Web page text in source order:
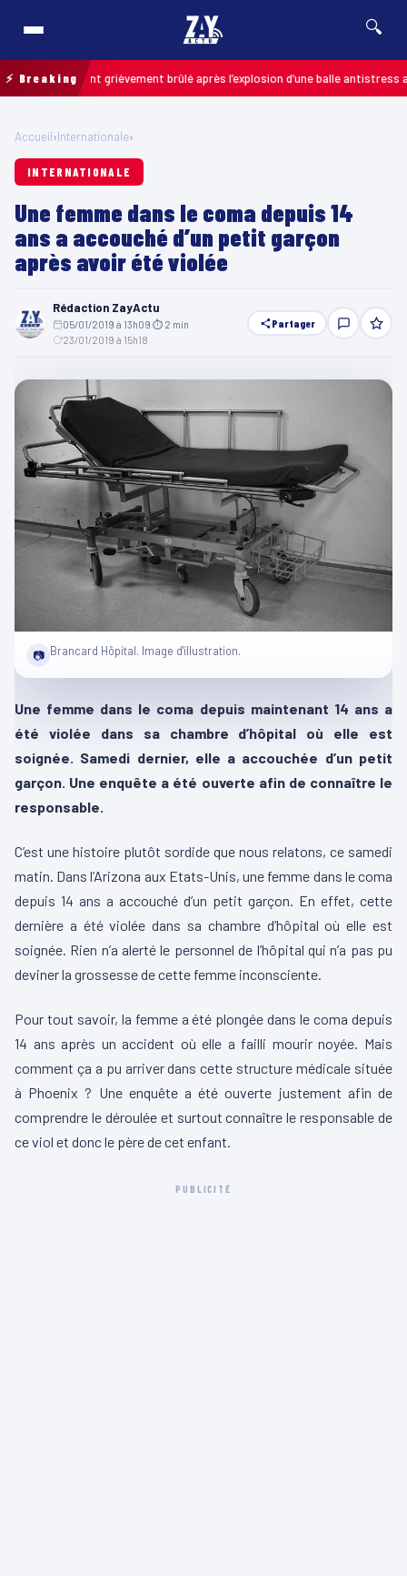
🔍
⚡ Breaking
: un enfant grièvement brûlé après l’explosion d’une balle antistress
Accueil›Internationale›
INTERNATIONALE
Une femme dans le coma depuis 14
ans a accouché d’un petit garçon
après avoir été violée
Rédaction ZayActu
05/01/2019 à 13h09 ⏱ 2 min
23/01/2019 à 15h18
Partager
📷 Brancard Hôpital. Image d'illustration.
Une femme dans le coma depuis maintenant 14 ans a
été violée dans sa chambre d’hôpital où elle est
soignée. Samedi dernier, elle a accouchée d’un petit
garçon. Une enquête a été ouverte afin de connaître le
responsable.
C’est une histoire plutôt sordide que nous relatons, ce samedi
matin. Dans l’Arizona aux Etats-Unis, une femme dans le coma
depuis 14 ans a accouché d’un petit garçon. En effet, cette
dernière a été violée dans sa chambre d’hôpital où elle est
soignée. Rien n’a alerté le personnel de l’hôpital qui n’a pas pu
deviner la grossesse de cette femme inconsciente.
Pour tout savoir, la femme a été plongée dans le coma depuis
14 ans après un accident où elle a failli mourir noyée. Mais
comment ça a pu arriver dans cette structure médicale située
à Phoenix ? Une enquête a été ouverte justement afin de
comprendre le déroulée et surtout connaître le responsable de
ce viol et donc le père de cet enfant.
PUBLICITÉ